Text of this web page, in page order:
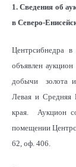
1. Сведения об
в Северо-
Центрсибнедра
объявлен
добычи золота
Левая и Средняя
края. Аукцион
помещении
62, оф. 406.